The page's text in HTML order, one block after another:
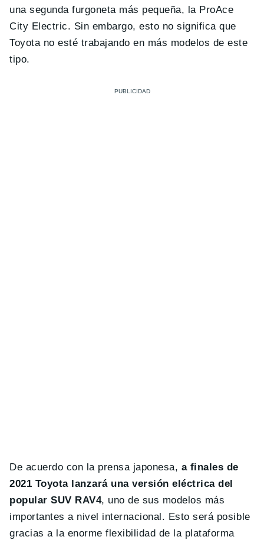
una segunda furgoneta más pequeña, la ProAce
City Electric. Sin embargo, esto no significa que
Toyota no esté trabajando en más modelos de este
tipo.
De acuerdo con la prensa japonesa, a finales de
2021 Toyota lanzará una versión eléctrica del
popular SUV RAV4, uno de sus modelos más
importantes a nivel internacional. Esto será posible
gracias a la enorme flexibilidad de la plataforma